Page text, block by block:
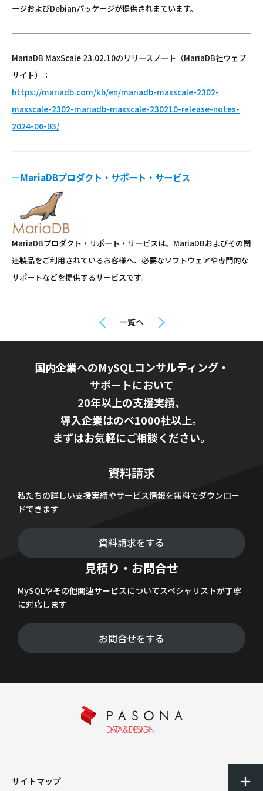
ージおよびDebianパッケージが提供されまています。
MariaDB MaxScale 23.02.10のリリースノート（MariaDB社ウェブ
サイト）：
https://mariadb.com/kb/en/mariadb-maxscale-2302-
maxscale-2302-mariadb-maxscale-230210-release-notes-
2024-06-03/
MariaDBプロダクト・サポート・サービス
MariaDBプロダクト・サポート・サービスは、MariaDBおよびその関
連製品をご利用されているお客様へ、必要なソフトウェアや専門的な
サポートなどを提供するサービスです。
一覧へ
国内企業へのMySQLコンサルティング・
サポートにおいて
20年以上の支援実績、
導入企業はのべ1000社以上。
まずはお気軽にご相談ください。
資料請求
私たちの詳しい支援実績やサービス情報を無料でダウンロー
ドできます
資料請求をする
見積り・お問合せ
MySQLやその他関連サービスについてスペシャリストが丁寧
に対応します
お問合せをする
サイトマップ